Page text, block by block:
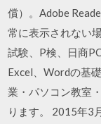
償）。Adobe
常に表示されない
試験、P検、日商
Excel、Wordの基
業・パソコン教室
ります。 2015年3